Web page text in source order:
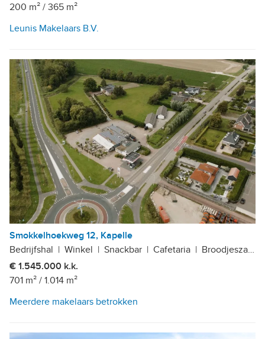
200 m² / 365 m²
Leunis Makelaars B.V.
Smokkelhoekweg 12, Kapelle
Bedrijfshal | Winkel | Snackbar | Cafetaria | Broodjeszaak
€ 1.545.000 k.k.
701 m² / 1.014 m²
Meerdere makelaars betrokken